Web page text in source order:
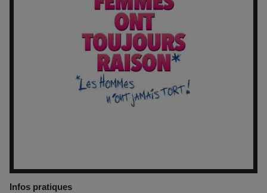
Infos pratiques